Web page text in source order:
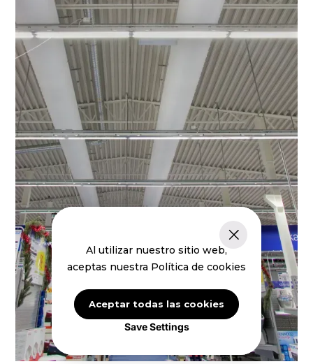
Al utilizar nuestro sitio web,
aceptas nuestra Política de cookies
Aceptar todas las cookies
Save Settings